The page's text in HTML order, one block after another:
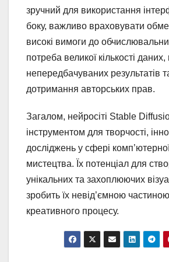
зручний для використання
боку, важливо враховувати
високі вимоги до
потреба великої кількості
непередбачуваних результатів
дотримання авторських прав.
Загалом, нейросіті Stable
інструментом для творчості,
досліджень у сфері
мистецтва. Їх потенціал для
унікальних та захоплюючих
зробить їх невід’ємною
креативного процесу.